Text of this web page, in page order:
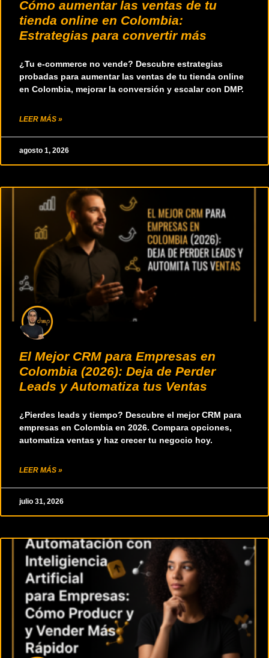
Cómo aumentar las ventas de tu
tienda online en Colombia:
Estrategias para convertir más
¿Tu e-commerce no vende? Descubre estrategias
probadas para aumentar las ventas de tu tienda online
en Colombia, mejorar la conversión y escalar con DMP.
LEER MÁS »
agosto 1, 2026
El Mejor CRM para Empresas en
Colombia (2026): Deja de Perder
Leads y Automatiza tus Ventas
¿Pierdes leads y tiempo? Descubre el mejor CRM para
empresas en Colombia en 2026. Compara opciones,
automatiza ventas y haz crecer tu negocio hoy.
LEER MÁS »
julio 31, 2026